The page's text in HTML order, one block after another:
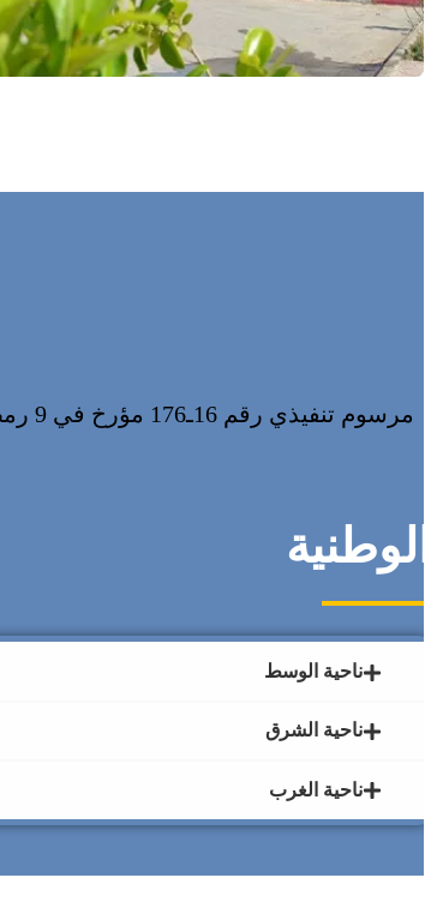
مرسوم تنفيذي رقم 16ـ176 مؤرخ في 9 رمضان عام 1437 الموافق لـ 14 يونيو 2016 يحدد القانون الأساسي النموذجي للمدرسة العليا (
ناحية الوسط
ناحية الشرق
ناحية الغرب